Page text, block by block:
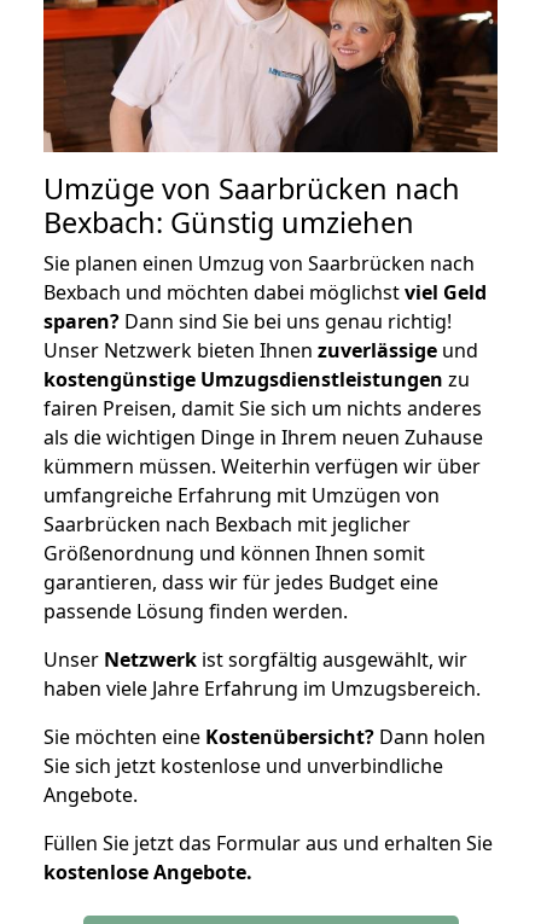
Umzüge von Saarbrücken nach
Bexbach: Günstig umziehen
Sie planen einen Umzug von Saarbrücken nach
Bexbach und möchten dabei möglichstviel Geld
sparen? Dann sind Sie bei uns genau richtig!
Unser Netzwerk bieten Ihnen zuverlässige und
kostengünstige Umzugsdienstleistungen zu
fairen Preisen, damit Sie sich um nichts anderes
als die wichtigen Dinge in Ihrem neuen Zuhause
kümmern müssen. Weiterhin verfügen wir über
umfangreiche Erfahrung mit Umzügen von
Saarbrücken nach Bexbach mit jeglicher
Größenordnung und können Ihnen somit
garantieren, dass wir für jedes Budget eine
passende Lösung finden werden.
Unser Netzwerk ist sorgfältig ausgewählt, wir
haben viele Jahre Erfahrung im Umzugsbereich.
Sie möchten eine Kostenübersicht? Dann holen
Sie sich jetzt kostenlose und unverbindliche
Angebote.
Füllen Sie jetzt das Formular aus und erhalten Sie
kostenloseAngebote.